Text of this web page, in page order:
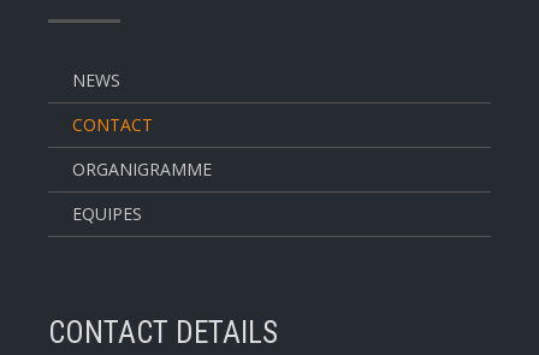
NEWS
CONTACT
ORGANIGRAMME
EQUIPES
CONTACT DETAILS